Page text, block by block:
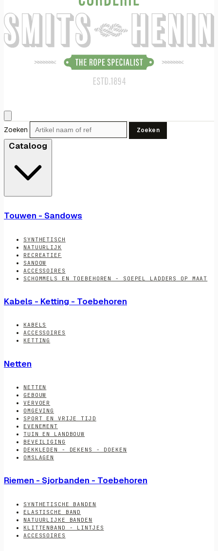
Zoeken Zoeken
Cataloog
Touwen - Sandows
SYNTHETISCH
NATUURLIJK
RECREATIEF
SANDOW
ACCESSOIRES
SCHOMMELS EN TOEBEHOREN - SOEPEL LADDERS OP MAAT
Kabels - Ketting - Toebehoren
KABELS
ACCESSOIRES
KETTING
Netten
NETTEN
GEBOUW
VERVOER
OMGEVING
SPORT EN VRIJE TIJD
EVENEMENT
TUIN EN LANDBOUW
BEVEILIGING
DEKKLEDEN - DEKENS - DOEKEN
OMSLAGEN
Riemen - Sjorbanden - Toebehoren
SYNTHETISCHE BANDEN
ELASTISCHE BAND
NATUURLIJKE BANDEN
KLITTENBAND - LINTJES
ACCESSOIRES